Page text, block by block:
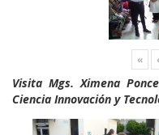
« ‹
Visita Mgs. Ximena
Ciencia Innovación y